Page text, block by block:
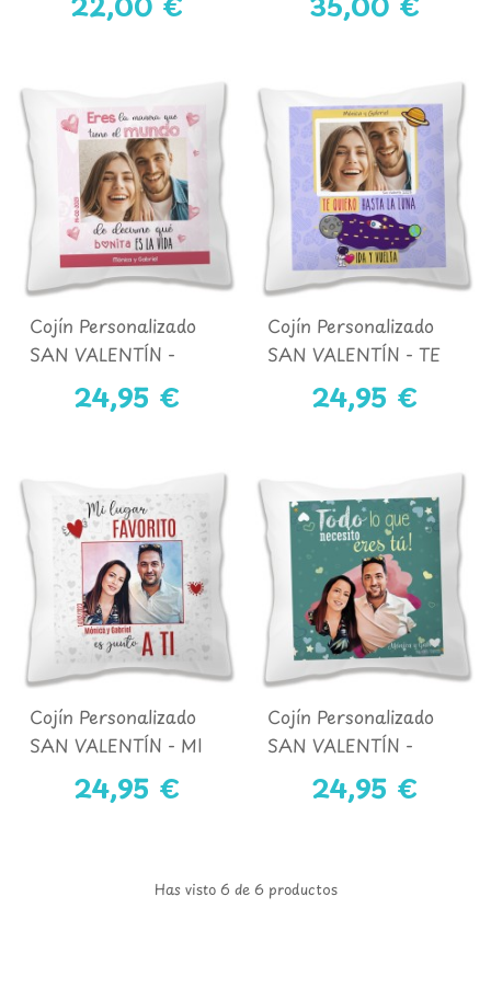
Cojín Personalizado
SAN VALENTÍN -
BONITA LA VIDA
24,95 €
Cojín Personalizado
SAN VALENTÍN - TE
QUIERO HASTA LA
LUNA24,95 €
Cojín Personalizado
SAN VALENTÍN - MI
LUGAR FAVORITO
24,95 €
Cojín Personalizado
SAN VALENTÍN -
TODO LO QUE
NECESITO
24,95 €
Has visto 6 de 6 productos